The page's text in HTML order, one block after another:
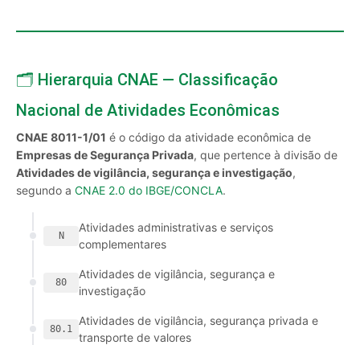
🗂️ Hierarquia CNAE — Classificação
Nacional de Atividades Econômicas
CNAE 8011-1/01 é o código da atividade econômica de
Empresas de Segurança Privada, que pertence à divisão de
Atividades de vigilância, segurança e investigação,
segundo a CNAE 2.0 do IBGE/CONCLA.
N
Atividades administrativas e serviços
complementares
80
Atividades de vigilância, segurança e
investigação
80.1
Atividades de vigilância, segurança privada e
transporte de valores